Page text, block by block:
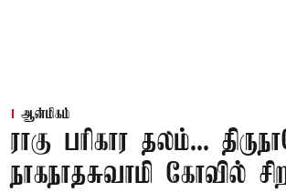
ஆன்மிகம்
ராகு பரிகார தலம்...
நாகநாதசுவாமி கோவில்